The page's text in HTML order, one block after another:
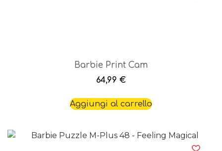
Barbie Print Cam
64,99 €
Aggiungi al carrello